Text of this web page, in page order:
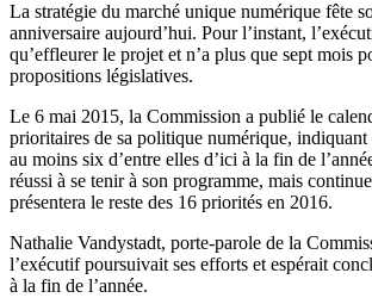
La stratégie du marché unique numérique fête
anniversaire aujourd’hui. Pour l’instant,
qu’effleurer le projet et n’a plus que sept mois
propositions législatives.
Le 6 mai 2015, la Commission a publié le
prioritaires de sa politique numérique, indiquant
au moins six d’entre elles d’ici à la fin de
réussi à se tenir à son programme, mais
présentera le reste des 16 priorités en 2016.
Nathalie Vandystadt, porte-parole de la
l’exécutif poursuivait ses efforts et espérait
à la fin de l’année.